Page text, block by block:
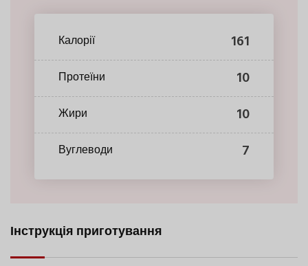
Калорії 161
Протеїни 10
Жири 10
Вуглеводи 7
Інструкція приготування